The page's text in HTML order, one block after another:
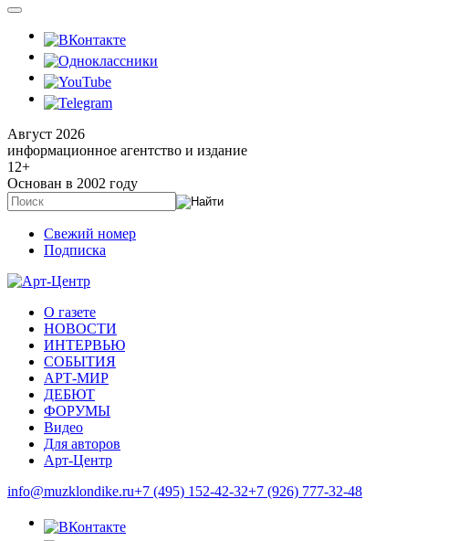
Август 2026
информационное агентство и издание
12+
Основан в 2002 году
Свежий номер
Подписка
О газете
НОВОСТИ
ИНТЕРВЬЮ
СОБЫТИЯ
АРТ-МИР
ДЕБЮТ
ФОРУМЫ
Видео
Для авторов
Арт-Центр
info@muzklondike.ru+7 (495) 152-42-32+7 (926) 777-32-48